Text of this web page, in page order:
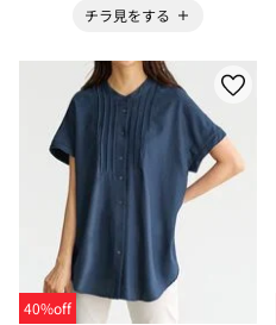
チラ見をする
40%off